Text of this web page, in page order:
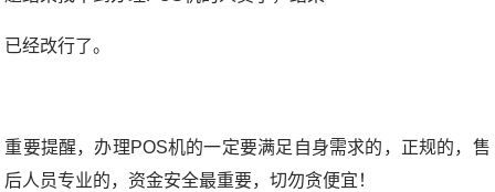
已经改行了。
重要提醒，办理POS机的一定要满足自身需求的，正规的，售
后人员专业的，资金安全最重要，切勿贪便宜！